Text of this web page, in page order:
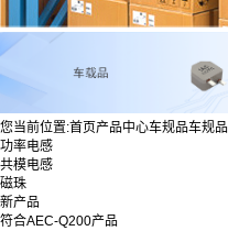
您当前位置:首页产品中心车规品车规品
功率电感
共模电感
磁珠
新产品
符合AEC-Q200产品